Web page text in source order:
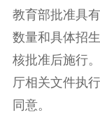
教育部批准具
数量和具体招
核批准后施行
厅相关文件执
同意。